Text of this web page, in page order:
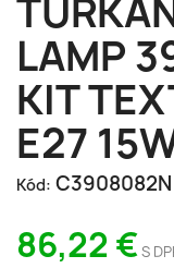
LAMP
KIT
E27
Kód: C3908082N
86,22 €S